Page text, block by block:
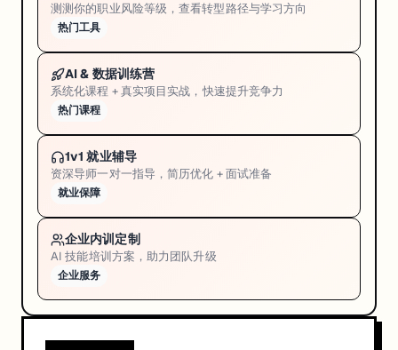
测测你的职业风险等级，查看转型路径与学习方向
热门工具
AI & 数据训练营
系统化课程 + 真实项目实战，快速提升竞争力
热门课程
1v1 就业辅导
资深导师一对一指导，简历优化 + 面试准备
就业保障
企业内训定制
AI 技能培训方案，助力团队升级
企业服务